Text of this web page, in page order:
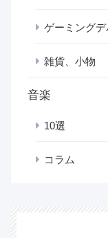
ゲーミングデ
雑貨、小物
音楽
10選
コラム